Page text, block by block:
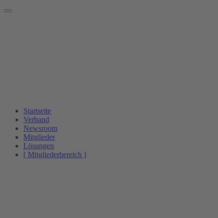
Startseite
Verband
Newsroom
Mitglieder
Lösungen
[ Mitgliederbereich ]